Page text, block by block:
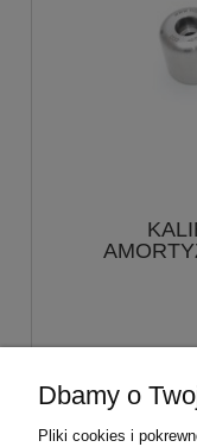
Dbamy o
Pliki cookies i